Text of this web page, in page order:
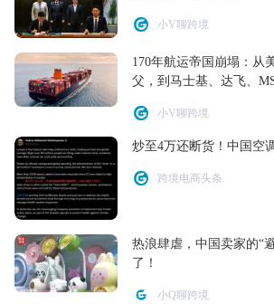
小V聊跨境
170年航运帝国崩塌：从
父，到马士基、达飞、
小V聊跨境
炒至4万还断货！中国空
跨境电商头条
热浪肆虐，中国卖家的“
了！
小Q聊跨境